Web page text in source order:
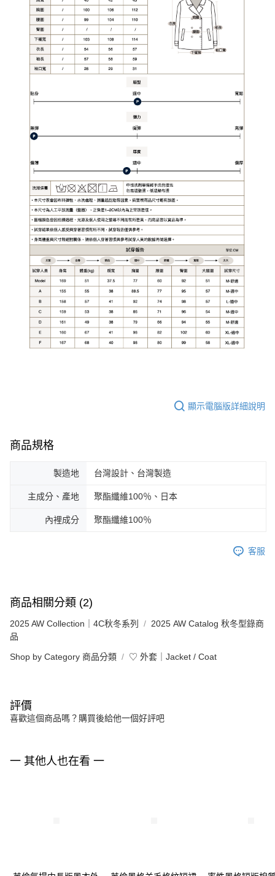
顯示電腦版詳細說明
商品規格
製造地 台灣設計、台灣製造
主成分、產地 聚酯纖維100％、日本
內裡成分 聚酯纖維100％
客服
商品相關分類 (2)
2025 AW Collection｜4C秋冬系列
2025 AW Catalog 秋冬型錄商
品
Shop by Category 商品分類 ♡ 外套｜Jacket / Coat
評價
喜歡這個商品嗎？購買後給他一個好評吧
一 其他人也在看 一